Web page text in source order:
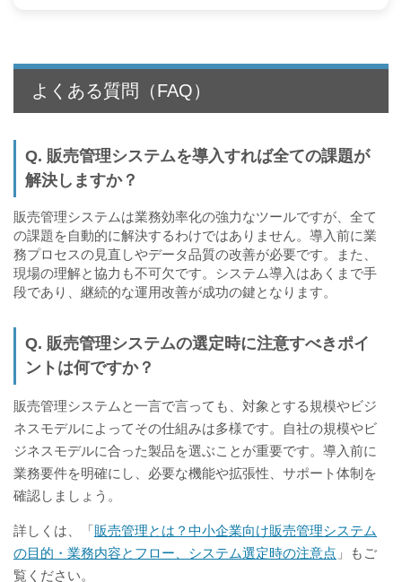
よくある質問（FAQ）
Q. 販売管理システムを導入すれば全ての課題が
解決しますか？
販売管理システムは業務効率化の強力なツールですが、全て
の課題を自動的に解決するわけではありません。導入前に業
務プロセスの見直しやデータ品質の改善が必要です。また、
現場の理解と協力も不可欠です。システム導入はあくまで手
段であり、継続的な運用改善が成功の鍵となります。
Q. 販売管理システムの選定時に注意すべきポイ
ントは何ですか？
販売管理システムと一言で言っても、対象とする規模やビジ
ネスモデルによってその仕組みは多様です。自社の規模やビ
ジネスモデルに合った製品を選ぶことが重要です。導入前に
業務要件を明確にし、必要な機能や拡張性、サポート体制を
確認しましょう。
詳しくは、「販売管理とは？中小企業向け販売管理システム
の目的・業務内容とフロー、システム選定時の注意点 」もご
覧ください。